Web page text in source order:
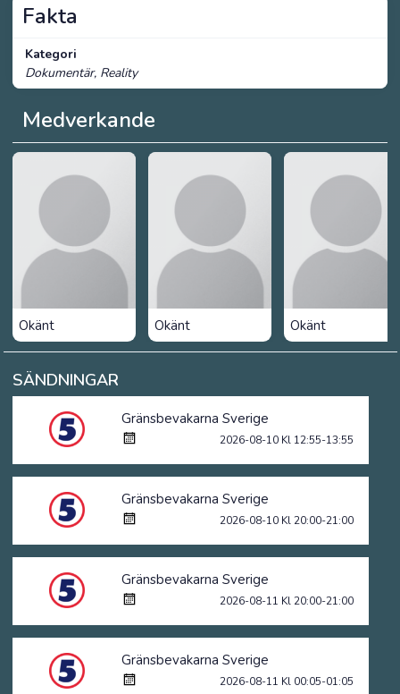
Medverkande
Okänt Okänt Okänt
Fakta
Kategori
Dokumentär, Reality
SÄNDNINGAR
Gränsbevakarna Sverige
2026-08-10 Kl 12:55-13:55
Gränsbevakarna Sverige
2026-08-10 Kl 20:00-21:00
Gränsbevakarna Sverige
2026-08-11 Kl 20:00-21:00
Gränsbevakarna Sverige
2026-08-11 Kl 00:05-01:05